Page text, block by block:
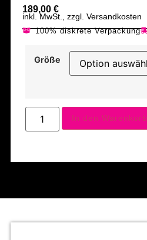
189,00 €
inkl. MwSt., zzgl. Versandkosten
100% diskrete Verpackung
Größe
In den Warenkorb